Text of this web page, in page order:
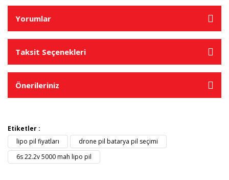
Yorumlar
Taksit Seçenekleri
Önerileriniz
Etiketler :
lipo pil fiyatları
drone pil batarya pil seçimi
6s 22.2v 5000 mah lipo pil